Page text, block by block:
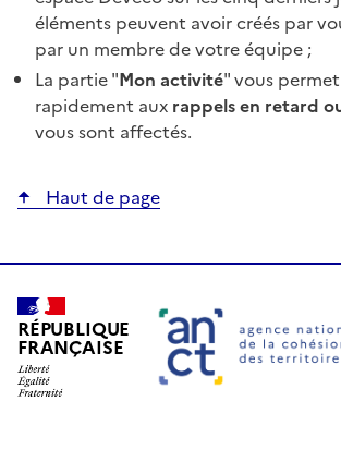
éléments peuvent avoir créés par
par un membre de votre équipe ;
La partie "Mon activité" vous
rapidement aux rappels en retard
vous sont affectés.
Haut de page
RÉPUBLIQUE
FRANÇAISE